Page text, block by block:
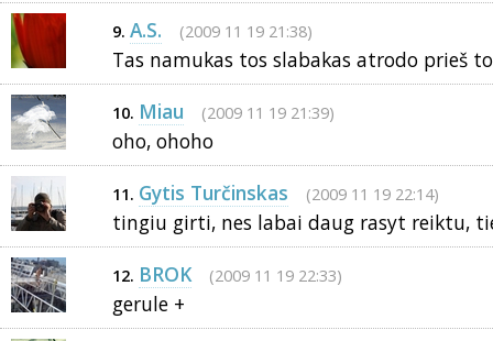
9. A.S. (2009 11 19 21:38)
Tas namukas tos slabakas atrodo prieš
10. Miau (2009 11 19 21:39)
oho, ohoho
11. Gytis Turčinskas (2009 11 19 22:14)
tingiu girti, nes labai daug rasyt reiktu,
12. BROK (2009 11 19 22:33)
gerule +